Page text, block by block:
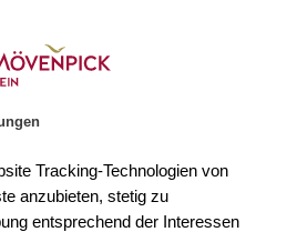
Tracking-Technologien von
anzubieten, stetig zu
entsprechend der Interessen